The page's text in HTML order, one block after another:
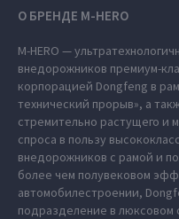
О БРЕНДЕ M‑HERO
M‑HERO —
внедорожников премиум-
корпорацией Dongfeng в
технический прорыв», а
стремительно растущего и
спроса в пользу
внедорожников с рамой и
более чем полувековом
автомобилестроении,
подразделение в люксовом